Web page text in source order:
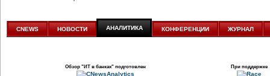
аналитике
CNEWS НОВОСТИ АНАЛИТИКА КОНФЕРЕНЦИИ ЖУРНАЛ
Обзор "ИТ в банках"подготовлен При поддержке